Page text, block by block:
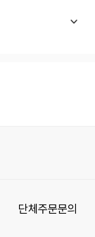
단체주문문의